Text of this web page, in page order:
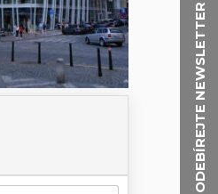
ODEBÍREJTE NEWSLETTER